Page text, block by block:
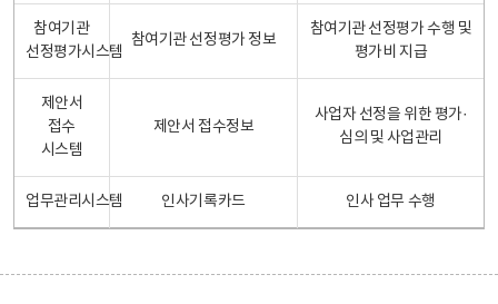
참여기관
선정평가시스템
참여기관 선정평가 정보
참여기관 선정평가 수행 및
평가비 지급
제안서
접수
시스템
제안서 접수정보
사업자 선정을 위한 평가·
심의 및 사업관리
업무관리시스템 인사기록카드 인사 업무 수행